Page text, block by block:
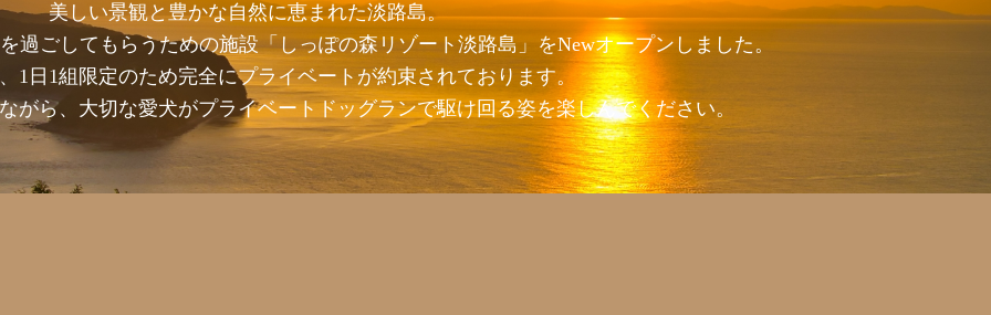
美しい景観と豊かな自然に恵まれた淡路島。
過ごしてもらうための施設「しっぽの森リゾート淡路島」をNewオープンしました。
1日1組限定のため完全にプライベートが約束されております。
がら、大切な愛犬がプライベートドッグランで駆け回る姿を楽しんでください。